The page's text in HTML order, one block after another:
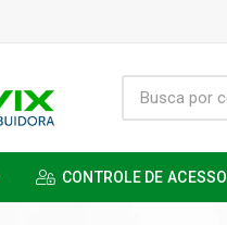
CONTROLE DE ACESSO